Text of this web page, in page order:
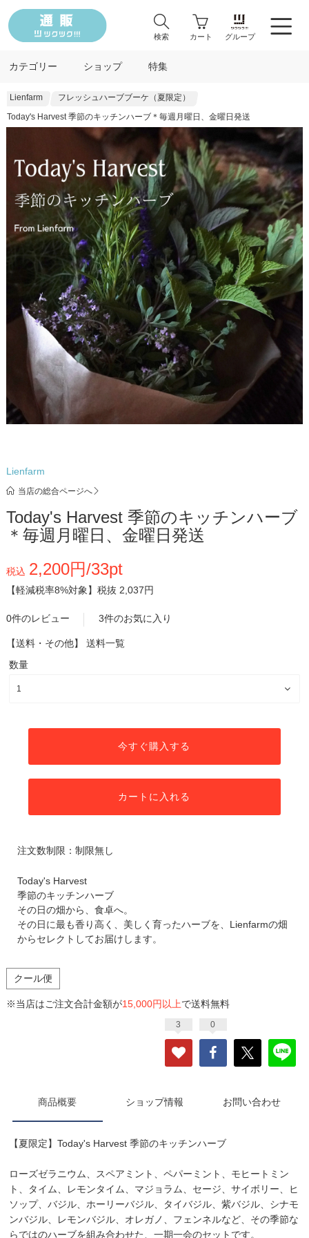
検索 カート グループ
カテゴリー ショップ 特集
Lienfarm
フレッシュハーブブーケ（夏限定）
Today's Harvest 季節のキッチンハーブ＊毎週月曜日、金曜日発送
Lienfarm
当店の総合ページへ
Today's Harvest 季節のキッチンハーブ
＊毎週月曜日、金曜日発送
税込 2,200円/33pt
【軽減税率8%対象】 税抜 2,037円
0件のレビュー 3件のお気に入り
【送料・その他】 送料一覧
数量
今すぐ購入する
カートに入れる
注文数制限：制限無し
Today's Harvest
季節のキッチンハーブ
その日の畑から、食卓へ。
その日に最も香り高く、美しく育ったハーブを、Lienfarmの畑
からセレクトしてお届けします。
クール便
※当店はご注文合計金額が15,000円以上で送料無料
3 0
商品概要 ショップ情報 お問い合わせ
【夏限定】Today's Harvest 季節のキッチンハーブ
ローズゼラニウム、スペアミント、ペパーミント、モヒートミン
ト、タイム、レモンタイム、マジョラム、セージ、サイボリー、ヒ
ソップ、バジル、ホーリーバジル、タイバジル、紫バジル、シナモ
ンバジル、レモンバジル、オレガノ、フェンネルなど、その季節な
らではのハーブを組み合わせた、一期一会のセットです。